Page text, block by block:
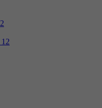
2
12